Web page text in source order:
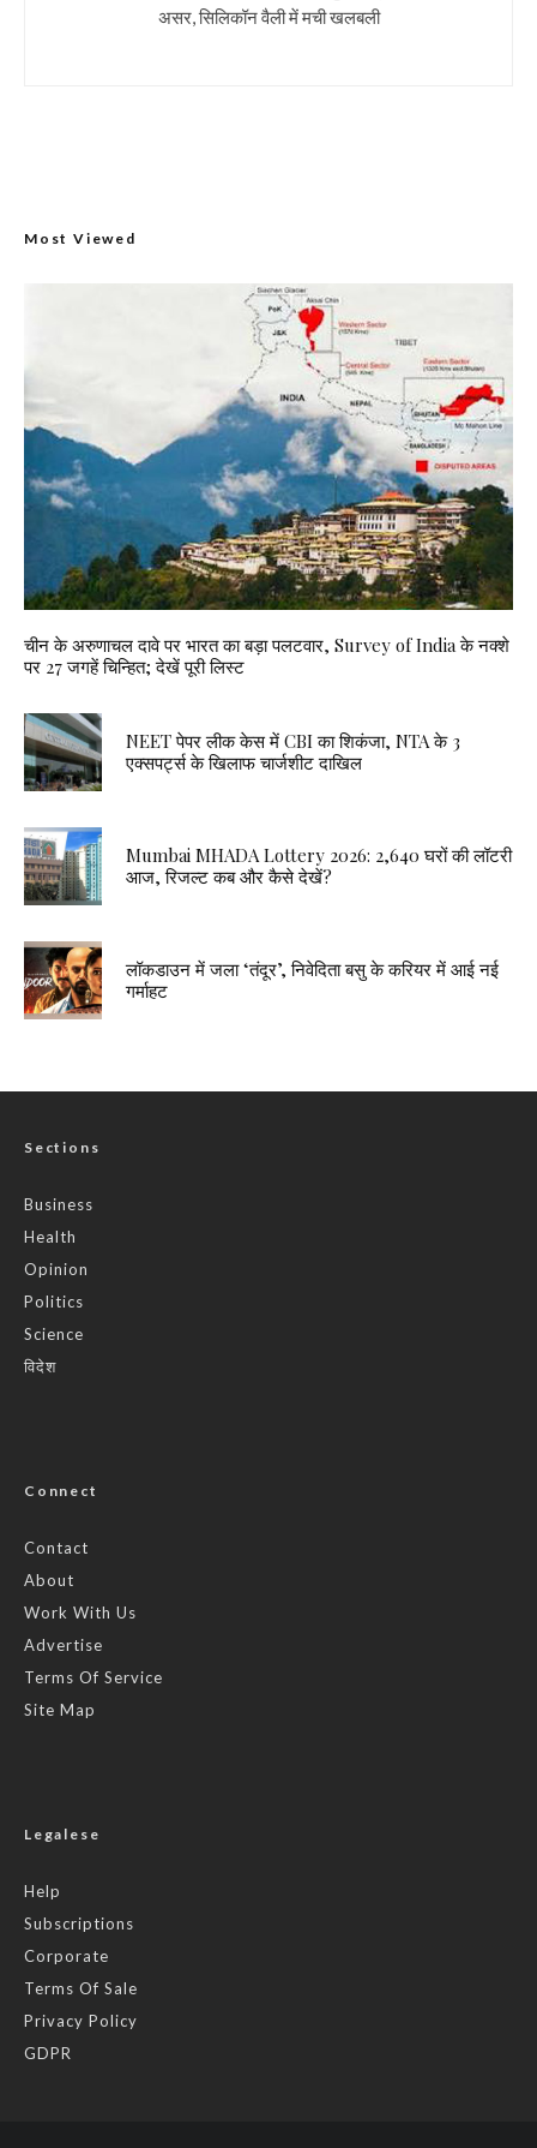
असर, सिलिकॉन वैली में मची खलबली
Most Viewed
चीन के अरुणाचल दावे पर भारत का बड़ा पलटवार, Survey of India के नक्शे
पर 27 जगहें चिन्हित; देखें पूरी लिस्ट
NEET पेपर लीक केस में CBI का शिकंजा, NTA के 3
एक्सपर्ट्स के खिलाफ चार्जशीट दाखिल
Mumbai MHADA Lottery 2026: 2,640 घरों की लॉटरी
आज, रिजल्ट कब और कैसे देखें?
लॉकडाउन में जला ‘तंदूर’, निवेदिता बसु के करियर में आई नई
गर्माहट
Sections
Business
Health
Opinion
Politics
Science
विदेश
Connect
Contact
About
Work With Us
Advertise
Terms Of Service
Site Map
Legalese
Help
Subscriptions
Corporate
Terms Of Sale
Privacy Policy
GDPR